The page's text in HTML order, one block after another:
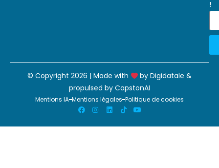
!
© Copyright 2026 | Made with byDigidatale &
propulsed by CapstonAI
Mentions IA Mentions légales Politique de cookies